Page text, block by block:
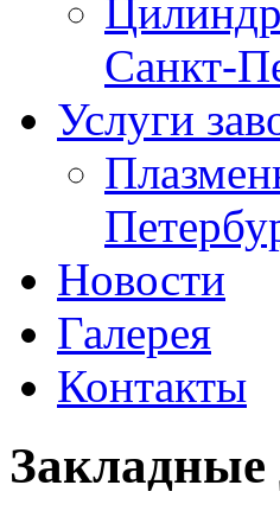
Санкт-
Услуги
Новости
Галерея
Контакты